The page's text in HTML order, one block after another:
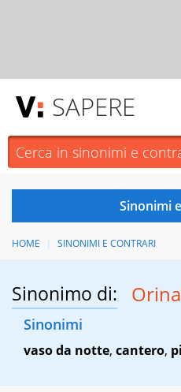
SAPERE
HOME SINONIMI E CONTRARI
Sinonimo di:
Sinonimi
vaso da notte, cantero,